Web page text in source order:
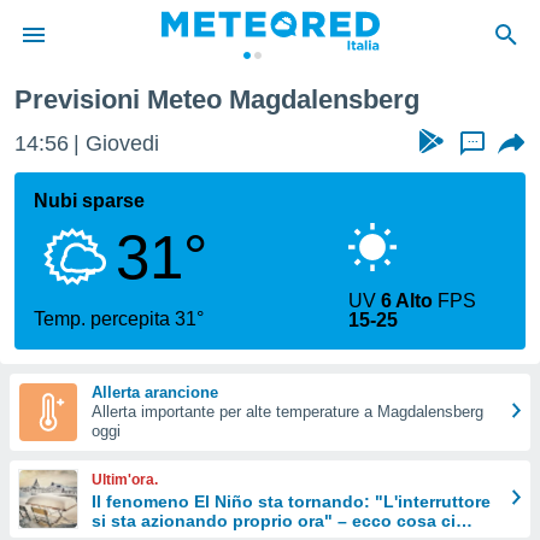
di
per
le
di
Web
le
Previsioni Meteo Magdalensberg
14:56 Giovedi ...
Nubi sparse
31°
Temp. percepita 31°
UV6 Alto FPS
15-25
Allerta arancione
Allerta importante per alte temperature a Magdalensberg
oggi
Ultim'ora.
Il fenomeno El Niño sta tornando: "L'interruttore
si sta azionando proprio ora" – ecco cosa ci